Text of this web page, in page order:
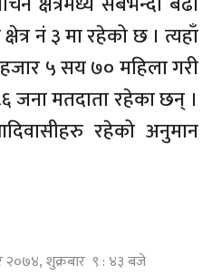
नं ३ मा रहेको छ । त्यहाँ
५ सय ७० महिला गरी
जना मतदाता रहेका छन् ।
रहेको अनुमान
२०७४, शुक्रबार ९ : ४३ बजे